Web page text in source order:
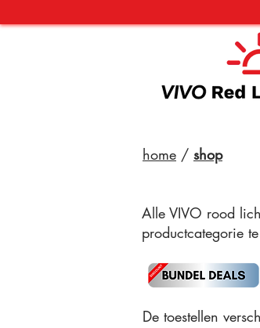
home / shop
Alle VIVO rood
productcategorie
De toestellen